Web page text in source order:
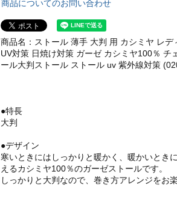
商品についてのお問い合わせ
商品名：ストール 薄手 大判 用 カシミヤ レ
UV対策 日焼け対策 ガーゼ カシミヤ100％ チ
ール大判ストール ストール uv 紫外線対策
●特長
大判
●デザイン
寒いときにはしっかりと暖かく、暖かいとき
えるカシミヤ100％のガーゼストールです。
しっかりと大判なので、巻き方アレンジをお